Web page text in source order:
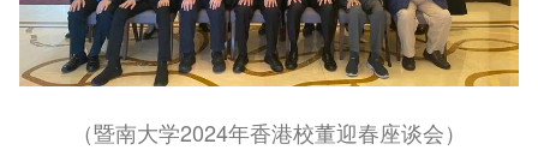
（暨南大学2024年香港校董迎春座谈会）